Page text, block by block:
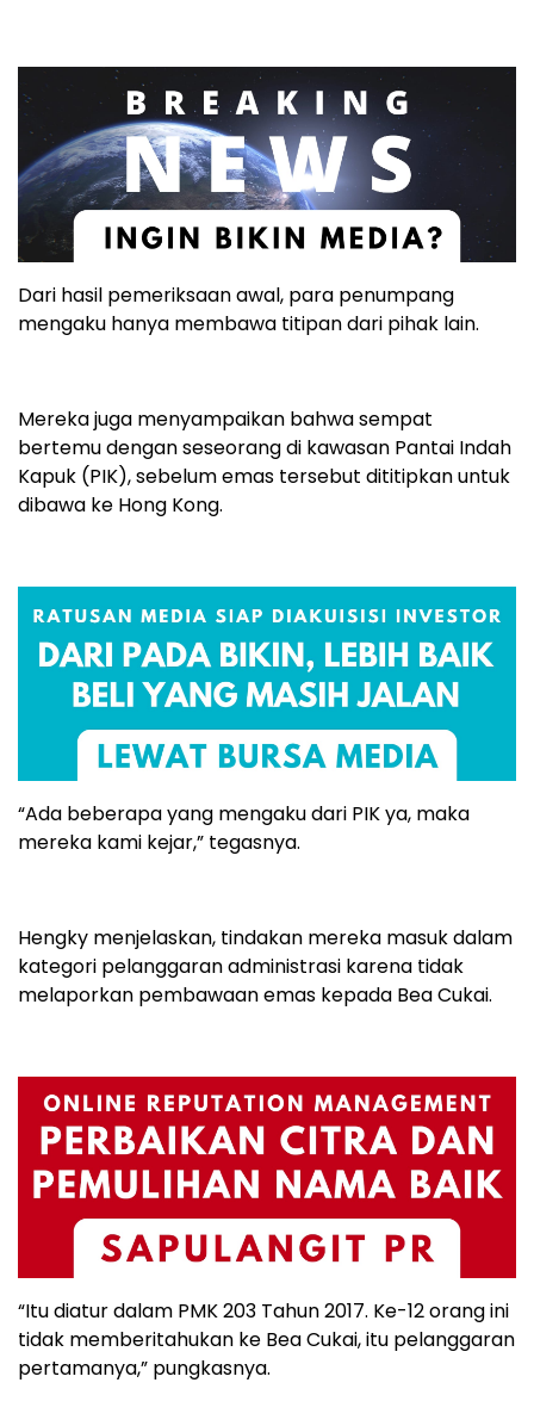
Dari hasil pemeriksaan awal, para penumpang
mengaku hanya membawa titipan dari pihak lain.
Mereka juga menyampaikan bahwa sempat
bertemu dengan seseorang di kawasan Pantai Indah
Kapuk (PIK), sebelum emas tersebut dititipkan untuk
dibawa ke Hong Kong.
“Ada beberapa yang mengaku dari PIK ya, maka
mereka kami kejar,” tegasnya.
Hengky menjelaskan, tindakan mereka masuk dalam
kategori pelanggaran administrasi karena tidak
melaporkan pembawaan emas kepada Bea Cukai.
“Itu diatur dalam PMK 203 Tahun 2017. Ke-12 orang ini
tidak memberitahukan ke Bea Cukai, itu pelanggaran
pertamanya,” pungkasnya.